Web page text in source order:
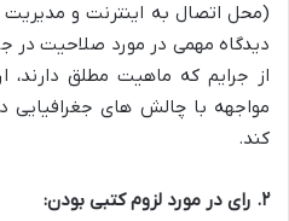
(محل اتصال به اینترنت و مدیریت
دیدگاه مهمی در مورد صلاحیت در
از جرایم که ماهیت مطلق دارند،
مواجهه با چالش های
کند.
۲. رای در مورد لزوم کتبی بودن: